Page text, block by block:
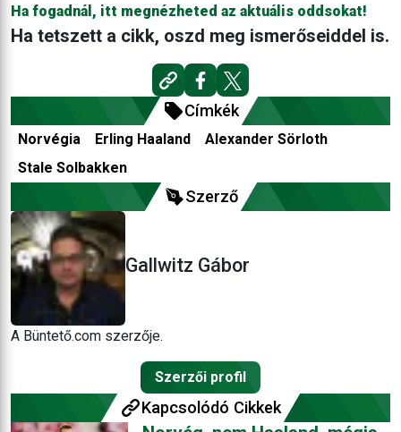
Ha fogadnál, itt megnézheted az aktuális oddsokat!
Ha tetszett a cikk, oszd meg ismerőseiddel is.
Címkék
Norvégia Erling Haaland
Alexander Sörloth
Stale Solbakken
Szerző
Gallwitz Gábor
A Büntető.com szerzője.
Szerzői profil
Kapcsolódó Cikkek